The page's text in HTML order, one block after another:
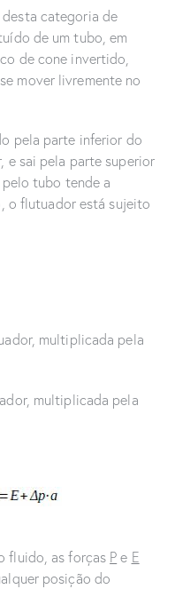
categoria de
de um tubo, em
de cone invertido,
mover livremente no
pela parte inferior do
e sai pela parte superior
tubo tende a
o flutuador está sujeito
multiplicada pela
multiplicada pela
fluido, as forças P e E
posição do